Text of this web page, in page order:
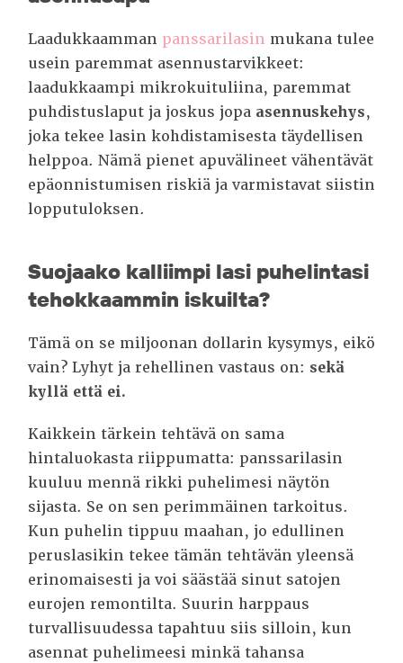
Laadukkaamman panssarilasin mukana tulee
usein paremmat asennustarvikkeet:
laadukkaampi mikrokuituliina, paremmat
puhdistuslaput ja joskus jopa asennuskehys,
joka tekee lasin kohdistamisesta täydellisen
helppoa. Nämä pienet apuvälineet vähentävät
epäonnistumisen riskiä ja varmistavat siistin
lopputuloksen.
Suojaako kalliimpi lasi puhelintasi
tehokkaammin iskuilta?
Tämä on se miljoonan dollarin kysymys, eikö
vain? Lyhyt ja rehellinen vastaus on: sekä
kyllä että ei.
Kaikkein tärkein tehtävä on sama
hintaluokasta riippumatta: panssarilasin
kuuluu mennä rikki puhelimesi näytön
sijasta. Se on sen perimmäinen tarkoitus.
Kun puhelin tippuu maahan, jo edullinen
peruslasikin tekee tämän tehtävän yleensä
erinomaisesti ja voi säästää sinut satojen
eurojen remontilta. Suurin harppaus
turvallisuudessa tapahtuu siis silloin, kun
asennat puhelimeesi minkä tahansa